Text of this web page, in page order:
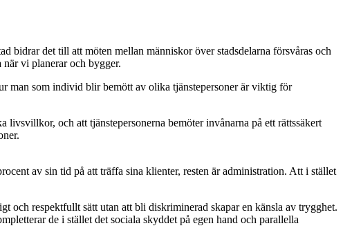
bidrar det till att möten mellan människor över stadsdelarna försvåras och
när vi planerar och bygger.
man som individ blir bemött av olika tjänstepersoner är viktig för
och att tjänstepersonerna bemöter invånarna på ett rättssäkert
av sin tid på att träffa sina klienter, resten är administration. Att i stället
och respektfullt sätt utan att bli diskriminerad skapar en känsla av trygghet.
de i stället det sociala skyddet på egen hand och parallella